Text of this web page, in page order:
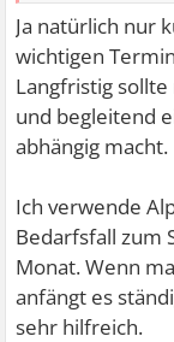
Ja natürlich nur
wichtigen
Langfristig
und begleitend
abhängig macht.
Ich verwende
Bedarfsfall zum
Monat. Wenn
anfängt es
sehr hilfreich.